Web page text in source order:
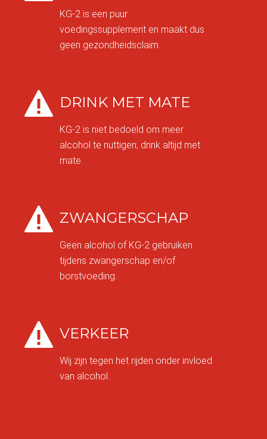
KG-2 is een puur
voedingssupplement en maakt dus
geen gezondheidsclaim.
DRINK MET MATE
KG-2 is niet bedoeld om meer
alcohol te nuttigen; drink altijd met
mate.
ZWANGERSCHAP
Geen alcohol of KG-2 gebruiken
tijdens zwangerschap en/of
borstvoeding.
VERKEER
Wij zijn tegen het rijden onder invloed
van alcohol.